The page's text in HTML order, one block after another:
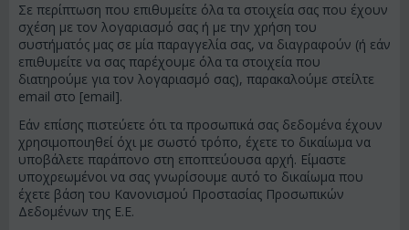
Σε περίπτωση που επιθυμείτε όλα τα στοιχεία σας που έχουν
σχέση με τον λογαριασμό σας ή με την χρήση του
συστήματός μας σε μία παραγγελία σας, να διαγραφούν (ή εάν
επιθυμείτε να σας παρέχουμε όλα τα στοιχεία που
διατηρούμε για τον λογαριασμό σας), παρακαλούμε στείλτε
email στο [email].
Εάν επίσης πιστεύετε ότι τα προσωπικά σας δεδομένα έχουν
χρησιμοποιηθεί όχι με σωστό τρόπο, έχετε το δικαίωμα να
υποβάλετε παράπονο στη εποπτεύουσα αρχή. Είμαστε
υποχρεωμένοι να σας γνωρίσουμε αυτό το δικαίωμα που
έχετε βάση του Κανονισμού Προστασίας Προσωπικών
Δεδομένων της Ε.Ε.